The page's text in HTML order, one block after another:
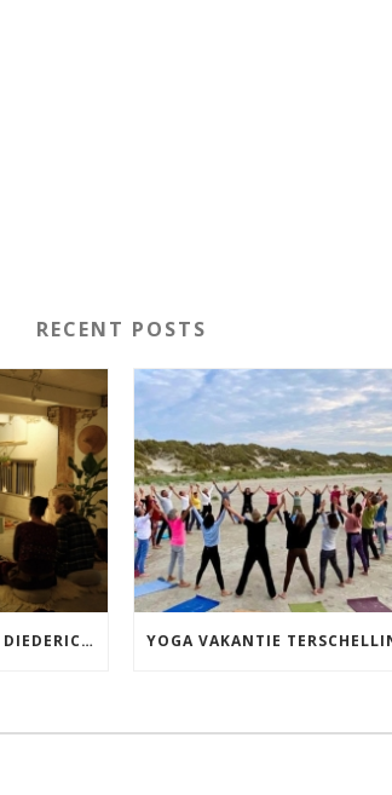
RECENT POSTS
MANTRA ZINGEN MET DIEDERICK IN LEEUWARDEN VRIJDAG 12 JUNI KIRTAN